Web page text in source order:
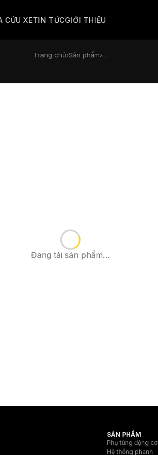
CỨU XETIN TỨCGIỚI THIỆU
Trang chủ›Sản phẩm›…
Đang tải sản phẩm…
SẢN PHẨM
Phụ tùng động cơ
Hệ thống phanh